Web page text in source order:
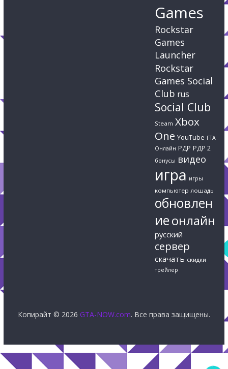
Games
Rockstar
Games
Launcher
Rockstar
Games Social
Club rus
Social Club
Steam Xbox
One YouTube ГТА
Онлайн РДР РДР 2
бонусы видео
игра игры
компьютер лошадь
обновлен
иеонлайн
русский
сервер
скачать скидки
трейлер
Копирайт © 2026 GTA-NOW.com. Все права защищены.